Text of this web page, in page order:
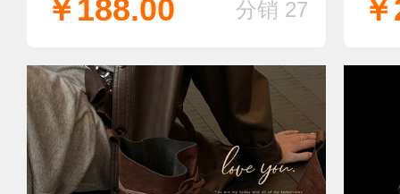
￥188.00 分销 27